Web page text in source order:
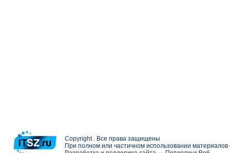
Copyright . Все права защищены
При полном или частичном использовании